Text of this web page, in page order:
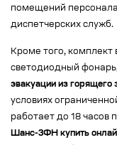
помещений
диспетчерских служб.
Кроме того, комплект
светодиодный
эвакуации из горящего
условиях
работает до 18 часов
Шанс-3ФН купить